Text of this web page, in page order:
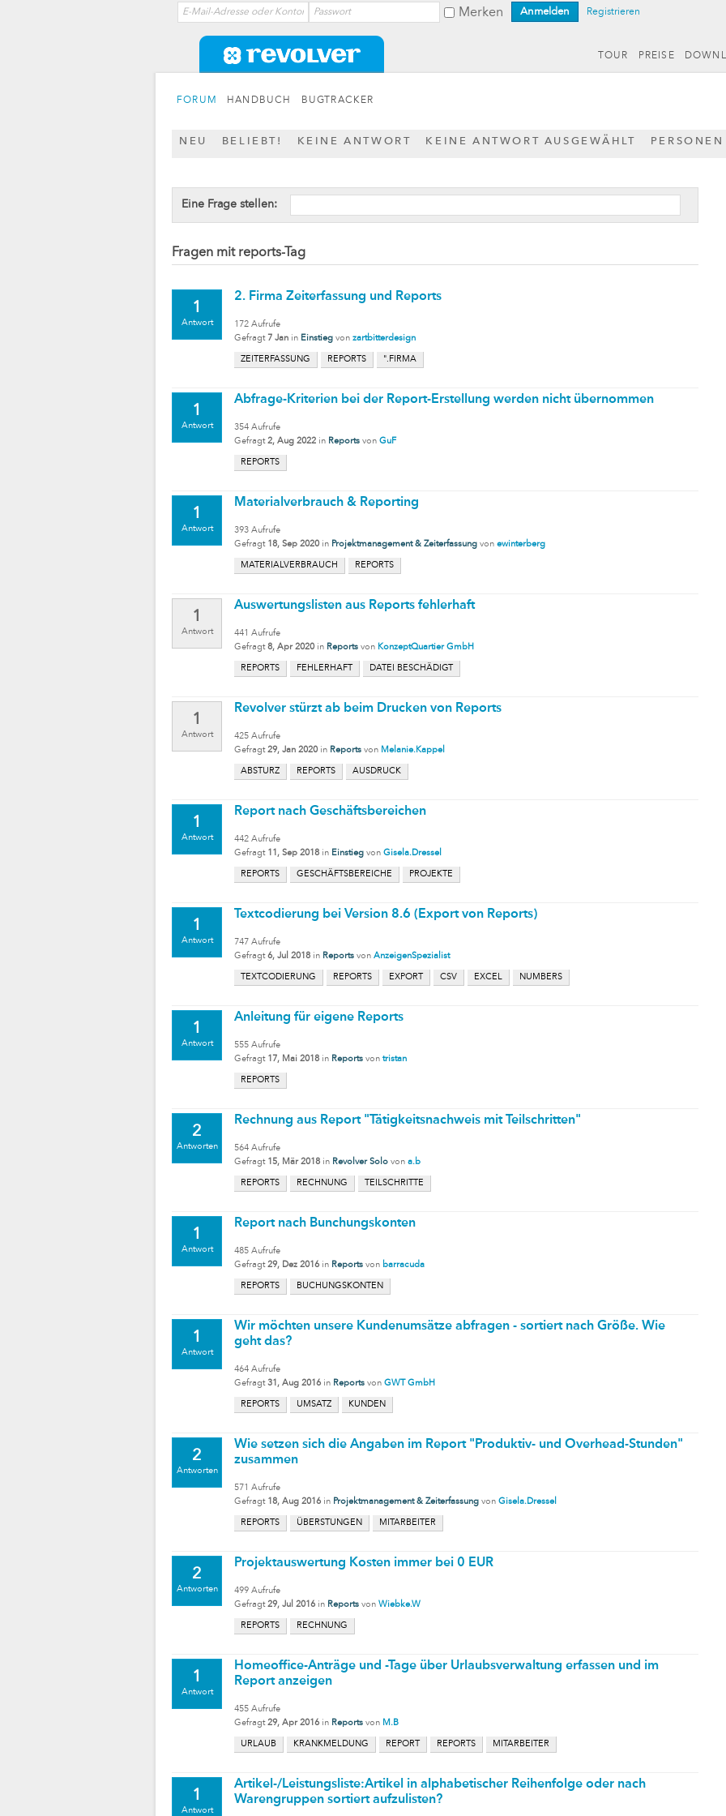
Merken Registrieren
TOUR PREISE
FORUM HANDBUCH BUGTRACKER
NEU BELIEBT! KEINE ANTWORT KEINE ANTWORT AUSGEWÄHLT PERSONEN
Eine Frage stellen:
Fragen mit reports-Tag
1
Antwort
2. Firma Zeiterfassung und Reports
172 Aufrufe
Gefragt 7 Jan in Einstieg von zartbitterdesign
ZEITERFASSUNG REPORTS ".FIRMA
1
Antwort
Abfrage-Kriterien bei der Report-Erstellung werden nicht übernommen
354 Aufrufe
Gefragt 2, Aug 2022 in Reports von GuF
REPORTS
1
Antwort
Materialverbrauch & Reporting
393 Aufrufe
Gefragt 18, Sep 2020 in Projektmanagement & Zeiterfassung von ewinterberg
MATERIALVERBRAUCH REPORTS
1
Antwort
Auswertungslisten aus Reports fehlerhaft
441 Aufrufe
Gefragt 8, Apr 2020 in Reports von KonzeptQuartier GmbH
REPORTS FEHLERHAFT DATEI BESCHÄDIGT
1
Antwort
Revolver stürzt ab beim Drucken von Reports
425 Aufrufe
Gefragt 29, Jan 2020 in Reports von Melanie.Kappel
ABSTURZ REPORTS AUSDRUCK
1
Antwort
Report nach Geschäftsbereichen
442 Aufrufe
Gefragt 11, Sep 2018 in Einstieg von Gisela.Dressel
REPORTS GESCHÄFTSBEREICHE PROJEKTE
1
Antwort
Textcodierung bei Version 8.6 (Export von Reports)
747 Aufrufe
Gefragt 6, Jul 2018 in Reports von AnzeigenSpezialist
TEXTCODIERUNG REPORTS EXPORT CSV EXCEL NUMBERS
1
Antwort
Anleitung für eigene Reports
555 Aufrufe
Gefragt 17, Mai 2018 in Reports von tristan
REPORTS
2
Antworten
Rechnung aus Report "Tätigkeitsnachweis mit Teilschritten"
564 Aufrufe
Gefragt 15, Mär 2018 in Revolver Solo von a.b
REPORTS RECHNUNG TEILSCHRITTE
1
Antwort
Report nach Bunchungskonten
485 Aufrufe
Gefragt 29, Dez 2016 in Reports von barracuda
REPORTS BUCHUNGSKONTEN
1
Antwort
Wir möchten unsere Kundenumsätze abfragen - sortiert nach Größe. Wie
geht das?
464 Aufrufe
Gefragt 31, Aug 2016 in Reports von GWT GmbH
REPORTS UMSATZ KUNDEN
2
Antworten
Wie setzen sich die Angaben im Report "Produktiv- und Overhead-Stunden"
zusammen
571 Aufrufe
Gefragt 18, Aug 2016 in Projektmanagement & Zeiterfassung von Gisela.Dressel
REPORTS ÜBERSTUNGEN MITARBEITER
2
Antworten
Projektauswertung Kosten immer bei 0 EUR
499 Aufrufe
Gefragt 29, Jul 2016 in Reports von Wiebke.W
REPORTS RECHNUNG
1
Antwort
Homeoffice-Anträge und -Tage über Urlaubsverwaltung erfassen und im
Report anzeigen
455 Aufrufe
Gefragt 29, Apr 2016 in Reports von M.B
URLAUB KRANKMELDUNG REPORT REPORTS MITARBEITER
1
Antwort
Artikel-/Leistungsliste:Artikel in alphabetischer Reihenfolge oder nach
Warengruppen sortiert aufzulisten?